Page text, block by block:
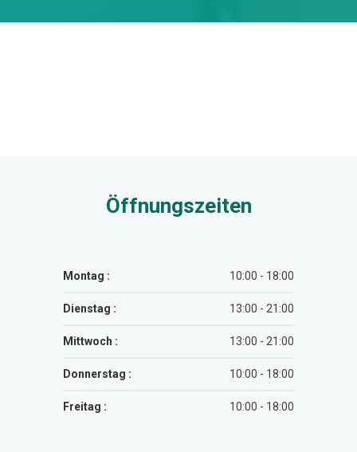
Öffnungszeiten
Montag : 10:00 - 18:00
Dienstag : 13:00 - 21:00
Mittwoch : 13:00 - 21:00
Donnerstag : 10:00 - 18:00
Freitag : 10:00 - 18:00